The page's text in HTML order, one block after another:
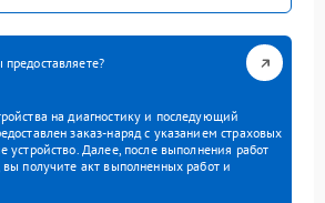
на диагностику и последующий
заказ-наряд с указанием страховых
устройство. Далее, после выполнения работ
получите акт выполненных работ и